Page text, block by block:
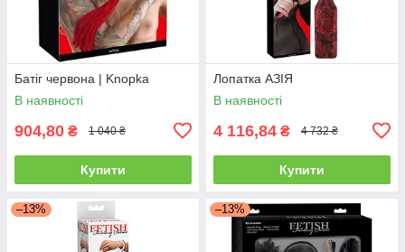
Батіг червона | Knopka
В наявності
904,80 ₴ 1 040 ₴
Купити
Лопатка АЗІЯ
В наявності
4 116,84 ₴ 4 732 ₴
Купити
–13% –13%